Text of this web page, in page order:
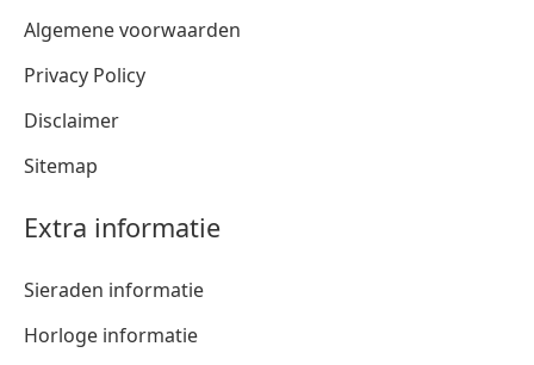
Algemene voorwaarden
Privacy Policy
Disclaimer
Sitemap
Extra informatie
Sieraden informatie
Horloge informatie